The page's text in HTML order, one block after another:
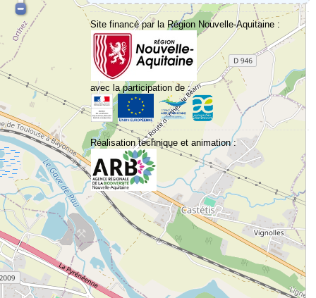
Site financé par la Région Nouvelle-Aquitaine :
avec la participation de :
Réalisation technique et animation :